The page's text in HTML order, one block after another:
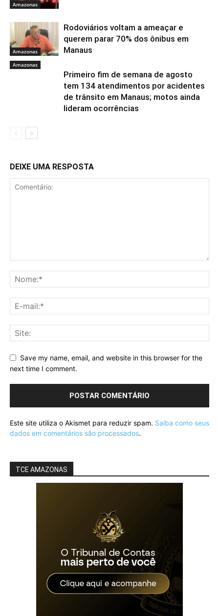
Amazonas
Amazonas
Rodoviários voltam a ameaçar e
querem parar 70% dos ônibus em
Manaus
Amazonas
Primeiro fim de semana de agosto
tem 134 atendimentos por acidentes
de trânsito em Manaus; motos ainda
lideram ocorrências
DEIXE UMA RESPOSTA
Save my name, email, and website in this browser for the
next time I comment.
Este site utiliza o Akismet para reduzir spam. Saiba como seus
dados em comentários são processados.
TCE AMAZONAS